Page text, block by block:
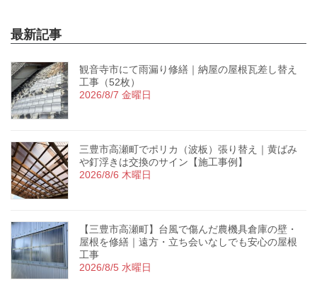
最新記事
観音寺市にて雨漏り修繕｜納屋の屋根瓦差し替え
工事（52枚）
2026/8/7 金曜日
三豊市高瀬町でポリカ（波板）張り替え｜黄ばみ
や釘浮きは交換のサイン【施工事例】
2026/8/6 木曜日
【三豊市高瀬町】台風で傷んだ農機具倉庫の壁・
屋根を修繕｜遠方・立ち会いなしでも安心の屋根
工事
2026/8/5 水曜日